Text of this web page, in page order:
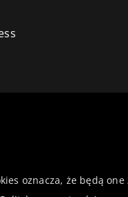
oznacza, że będą